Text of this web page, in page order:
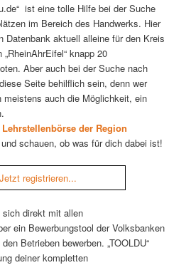
ist eine tolle Hilfe bei der Suche
im Bereich des Handwerks. Hier
Datenbank aktuell alleine für den Kreis
knapp 20
Aber auch bei der Suche nach
Seite behilflich sein, denn wer
auch die Möglichkeit, ein
Lehrstellenbörse der Region
schauen, ob was für dich dabei ist!
sich direkt mit allen
ein Bewerbungstool der Volksbanken
Betrieben bewerben. „TOOLDU“
deiner kompletten